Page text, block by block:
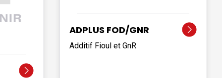
ADPLUS FOD/GNR
Additif Fioul et GnR